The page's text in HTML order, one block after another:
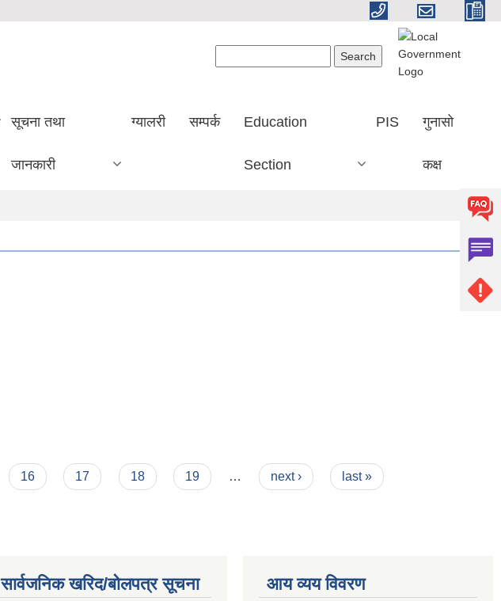
सूचना तथा
जानकारी
ग्यालरी सम्पर्क Education
Section
PIS गुनासो
कक्ष
16 17 18 19 … next › last »
सार्वजनिक खरिद/बोलपत्र सूचना आय व्यय विवरण